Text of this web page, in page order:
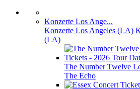
Konzerte Los Ange...
Konzerte Los Angeles (LA)
(LA)
The Number Twelve
The Echo